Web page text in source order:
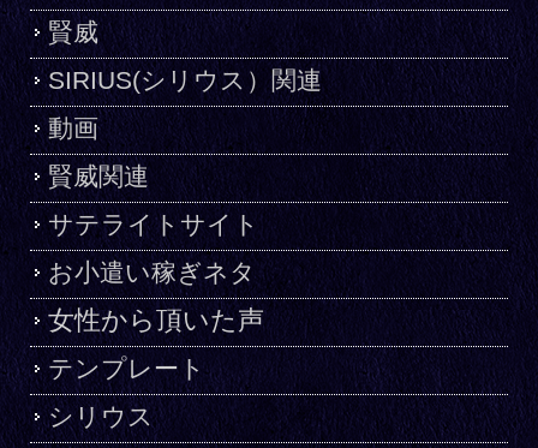
賢威
SIRIUS(シリウス）関連
動画
賢威関連
サテライトサイト
お小遣い稼ぎネタ
女性から頂いた声
テンプレート
シリウス